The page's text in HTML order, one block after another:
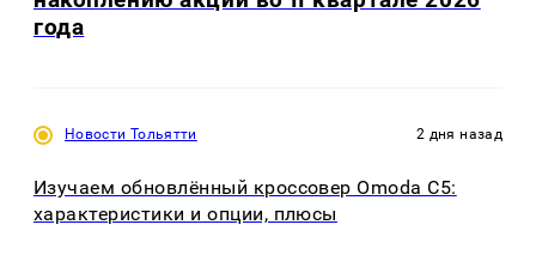
года
Новости Тольятти 2 дня назад
Изучаем обновлённый кроссовер Omoda C5:
характеристики и опции, плюсы